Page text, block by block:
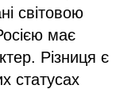
світовою
має
Різниця є
статусах